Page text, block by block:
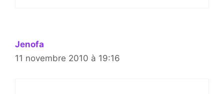
Jenofa
11 novembre 2010 à 19:16